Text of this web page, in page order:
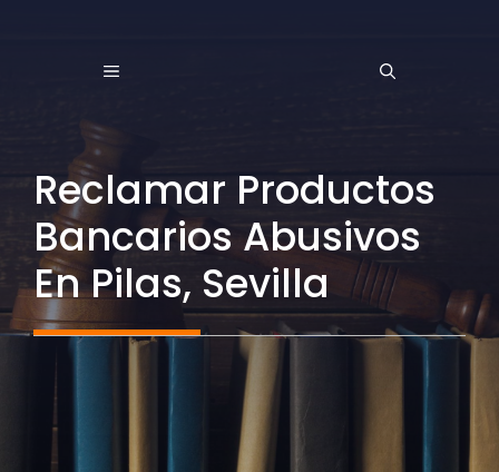
MENÚ
Reclamar Productos
Bancarios Abusivos
En Pilas, Sevilla